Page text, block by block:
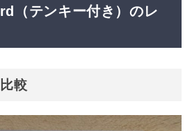
（テンキー付き）のレ
較